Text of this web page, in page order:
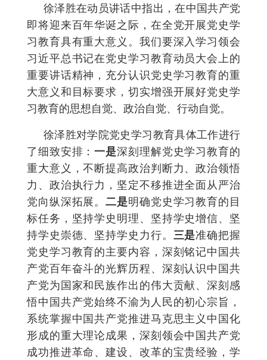
徐泽胜在动员讲话中指出，在中国共产党
即将迎来百年华诞之际，在全党开展党史学
习教育具有重大意义。我们要深入学习领会
习近平总书记在党史学习教育动员大会上的
重要讲话精神，充分认识党史学习教育的重
大意义和目标要求，切实增强开展好党史学
习教育的思想自觉、政治自觉、行动自觉。
徐泽胜对学院党史学习教育具体工作进行
了细致安排：一是深刻理解党史学习教育的
重大意义，不断提高政治判断力、政治领悟
力、政治执行力，坚定不移推进全面从严治
党向纵深拓展。二是明确党史学习教育的目
标任务，坚持学史明理、坚持学史增信、坚
持学史崇德、坚持学史力行。 三是准确把握
党史学习教育的主要内容，深刻铭记中国共
产党百年奋斗的光辉历程、深刻认识中国共
产党为国家和民族作出的伟大贡献、深刻感
悟中国共产党始终不渝为人民的初心宗旨，
系统掌握中国共产党推进马克思主义中国化
形成的重大理论成果，深刻领会中国共产党
成功推进革命、建设、改革的宝贵经验，学